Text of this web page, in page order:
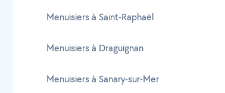
Menuisiers à Saint-Raphaël
Menuisiers à Draguignan
Menuisiers à Sanary-sur-Mer